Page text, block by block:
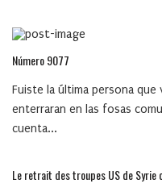
Número 9077
Fuiste la última persona que
enterraran en las fosas
cuenta...
Le retrait des troupes US de Syrie